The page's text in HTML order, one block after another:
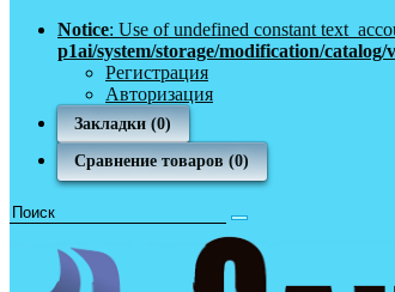
Notice: Use of undefined constant
p1ai/system/storage/modification/
Регистрация
Авторизация
Закладки (0)
Сравнение товаров (0)